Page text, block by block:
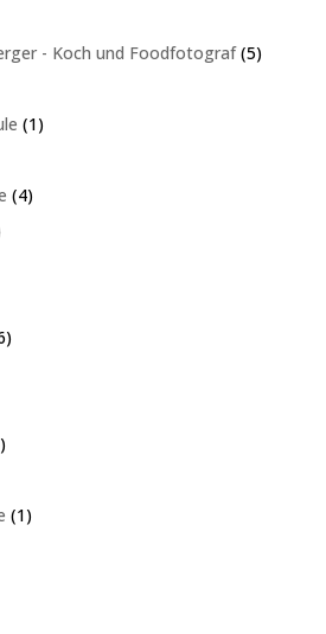
- Koch und Foodfotograf 55
11
44
16
11